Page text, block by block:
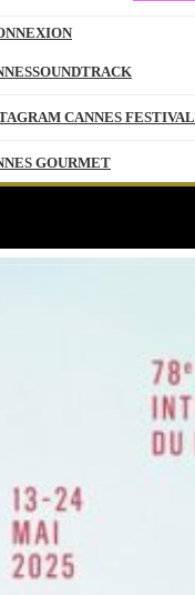
CANNES FESTIVAL
GOURMET